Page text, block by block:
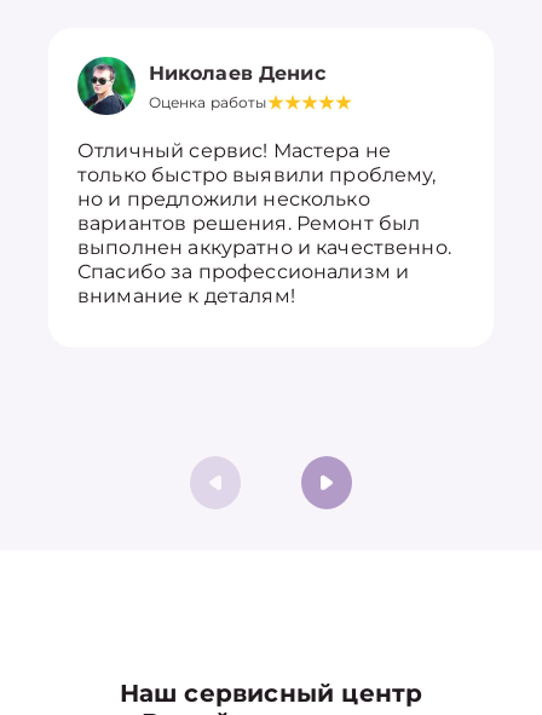
Николаев Денис
Оценка работы
Отличный сервис! Мастера не
только быстро выявили проблему,
но и предложили несколько
вариантов решения. Ремонт был
выполнен аккуратно и качественно.
Спасибо за профессионализм и
внимание к деталям!
Наш сервисный центр